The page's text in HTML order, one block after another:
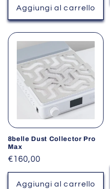
listino
Aggiungi al carrello
8belle Dust Collector Pro
Max
Prezzo
di
listino
€160,00
Aggiungi al carrello